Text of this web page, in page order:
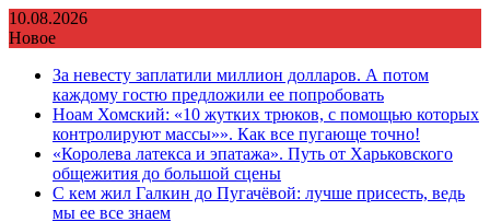
Перейти
к
10.08.2026
Новое
За невесту заплатили миллион долларов. А потом
каждому гостю предложили ее попробовать
Ноам Хомский: «10 жутких трюков, с помощью которых
контролируют массы»». Как все пугающе точно!
«Королева латекса и эпатажа». Путь от Харьковского
общежития до большой сцены
С кем жил Галкин до Пугачёвой: лучше присесть, ведь
мы ее все знаем